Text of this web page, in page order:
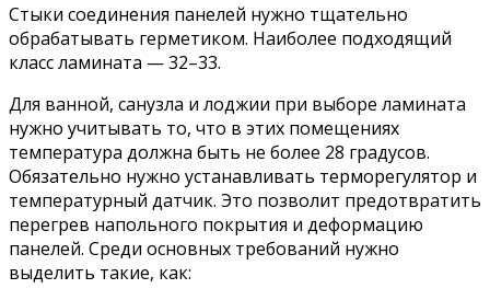
Стыки соединения панелей нужно тщательно
обрабатывать герметиком. Наиболее подходящий
класс ламината — 32–33.
Для ванной, санузла и лоджии при выборе ламината
нужно учитывать то, что в этих помещениях
температура должна быть не более 28 градусов.
Обязательно нужно устанавливать терморегулятор и
температурный датчик. Это позволит предотвратить
перегрев напольного покрытия и деформацию
панелей. Среди основных требований нужно
выделить такие, как: